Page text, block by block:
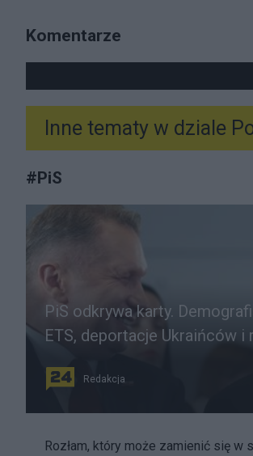
Komentarze
Inne tematy w dziale
#PiS
PiS odkrywa karty.
ETS, deportacje Ukraińców i
Redakcja
Rozłam, który może zamienić się w